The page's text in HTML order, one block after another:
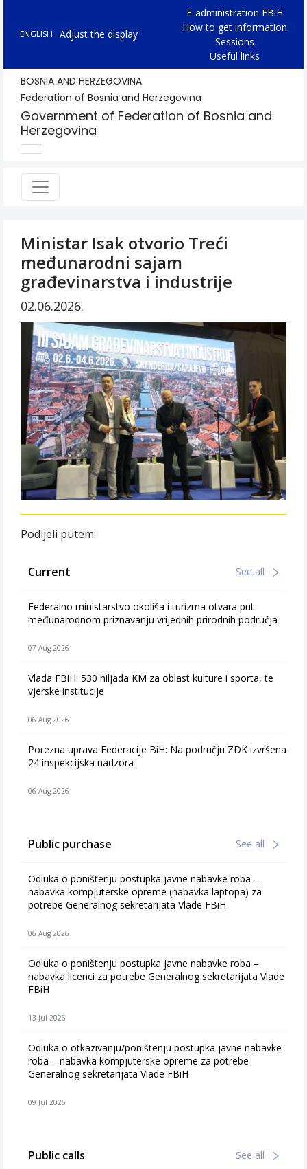
ENGLISH Adjust the display
E-administration FBiH
How to get information
Sessions
Useful links
BOSNIA AND HERZEGOVINA
Federation of Bosnia and Herzegovina
Government of Federation of Bosnia and
Herzegovina
Ministar Isak otvorio Treći
međunarodni sajam
građevinarstva i industrije
02.06.2026.
Podijeli putem:
Current See all
Federalno ministarstvo okoliša i turizma otvara put
međunarodnom priznavanju vrijednih prirodnih područja
07 Aug 2026
Vlada FBiH: 530 hiljada KM za oblast kulture i sporta, te
vjerske institucije
06 Aug 2026
Porezna uprava Federacije BiH: Na području ZDK izvršena
24 inspekcijska nadzora
06 Aug 2026
Public purchase See all
Odluka o poništenju postupka javne nabavke roba –
nabavka kompjuterske opreme (nabavka laptopa) za
potrebe Generalnog sekretarijata Vlade FBiH
06 Aug 2026
Odluka o poništenju postupka javne nabavke roba –
nabavka licenci za potrebe Generalnog sekretarijata Vlade
FBiH
13 Jul 2026
Odluka o otkazivanju/poništenju postupka javne nabavke
roba – nabavka kompjuterske opreme za potrebe
Generalnog sekretarijata Vlade FBiH
09 Jul 2026
Public calls See all